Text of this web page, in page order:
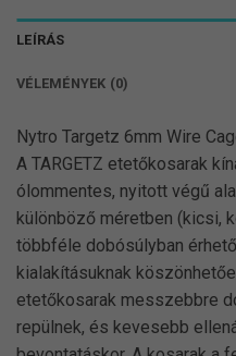
LEÍRÁS
VÉLEMÉNYEK (0)
Nytro Targetz 6mm Wire
A TARGETZ etetőkosarak
ólommentes, nyitott végű
különböző méretben (kicsi,
többféle dobósúlyban
kialakításuknak
etetőkosarak messzebbre
repülnek, és kevesebb